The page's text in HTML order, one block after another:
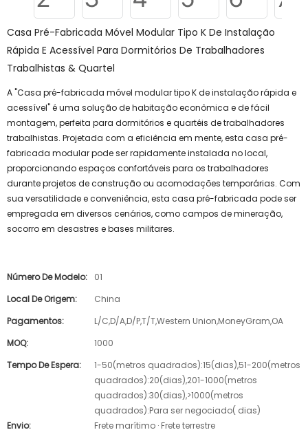
Casa Pré-Fabricada Móvel Modular Tipo K De Instalação
Rápida E Acessível Para Dormitórios De Trabalhadores
Trabalhistas & Quartel
A "Casa pré-fabricada móvel modular tipo K de instalação rápida e
acessível" é uma solução de habitação econômica e de fácil
montagem, perfeita para dormitórios e quartéis de trabalhadores
trabalhistas. Projetada com a eficiência em mente, esta casa pré-
fabricada modular pode ser rapidamente instalada no local,
proporcionando espaços confortáveis ​​para os trabalhadores
durante projetos de construção ou acomodações temporárias. Com
sua versatilidade e conveniência, esta casa pré-fabricada pode ser
empregada em diversos cenários, como campos de mineração,
socorro em desastres e bases militares.
Número De Modelo:
01
Local De Origem:
China
Pagamentos:
L/C,D/A,D/P,T/T,Western Union,MoneyGram,OA
MOQ:
1000
Tempo De Espera:
1-50(metros quadrados):15(dias),51-200(metros
quadrados):20(dias),201-1000(metros
quadrados):30(dias),>1000(metros
quadrados):Para ser negociado( dias)
Envio:
Frete marítimo · Frete terrestre